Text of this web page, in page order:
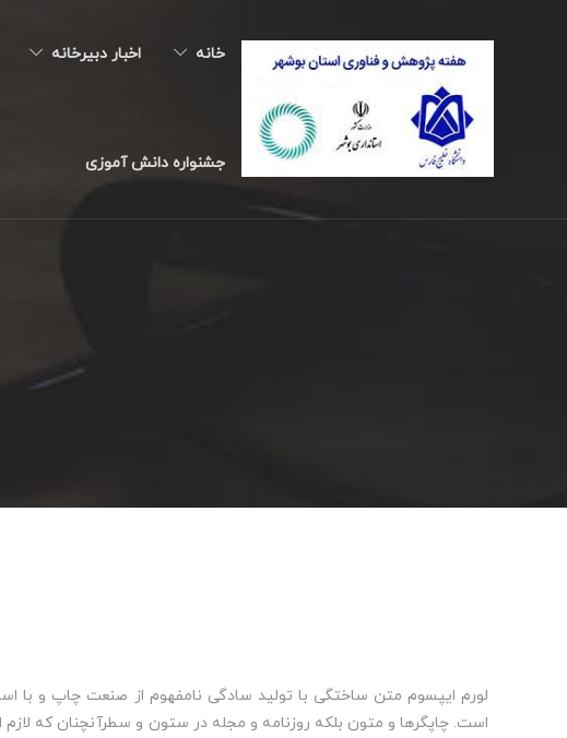
خانه اخبار دبیرخانه
جشنواره دانش آموزی
لورم ایپسوم متن ساختگی با تولید سادگی نامفهوم از صنعت چاپ و با
است. چاپگرها و متون بلکه روزنامه و مجله در ستون و سطرآنچنان که